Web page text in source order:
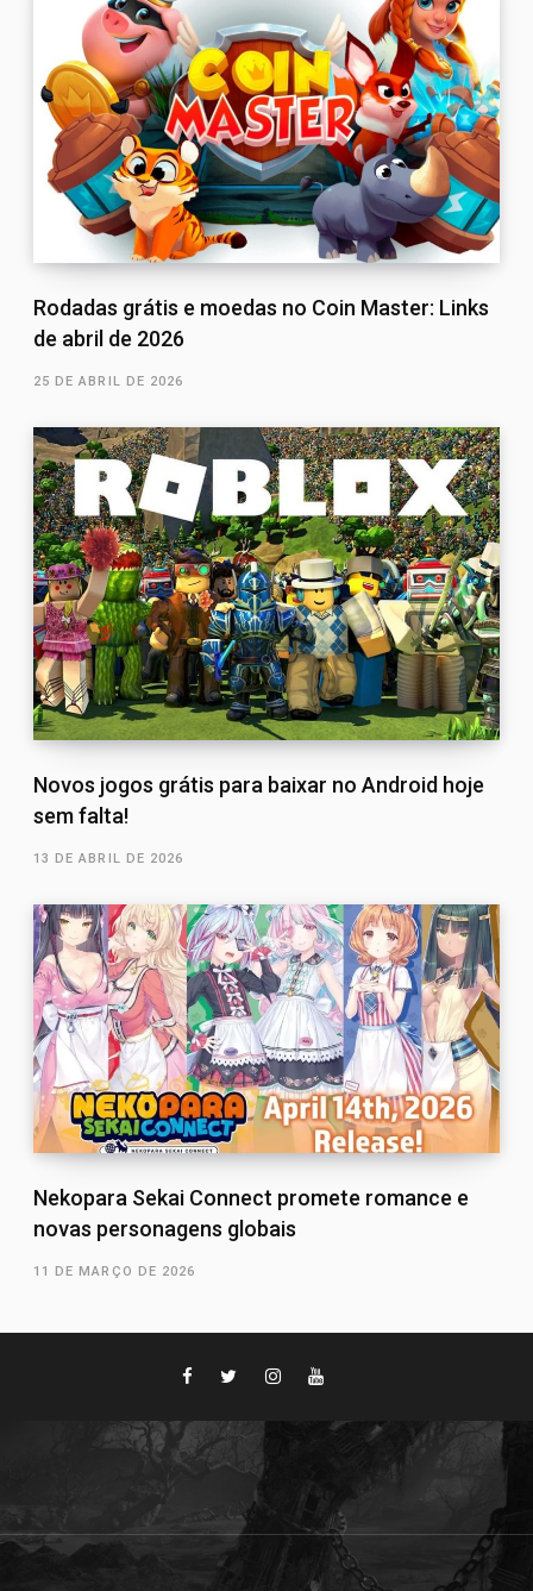
Rodadas grátis e moedas no Coin Master: Links
de abril de 2026
25 DE ABRIL DE 2026
Novos jogos grátis para baixar no Android hoje
sem falta!
13 DE ABRIL DE 2026
Nekopara Sekai Connect promete romance e
novas personagens globais
11 DE MARÇO DE 2026